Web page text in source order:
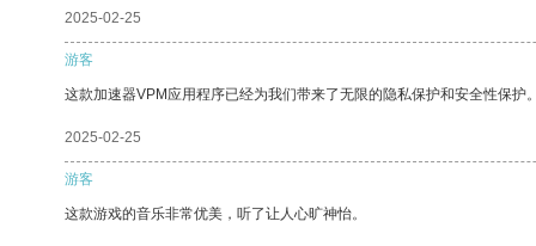
2025-02-25
游客
这款加速器VPM应用程序已经为我们带来了无限的隐私保护和安全性保护
2025-02-25
游客
这款游戏的音乐非常优美，听了让人心旷神怡。